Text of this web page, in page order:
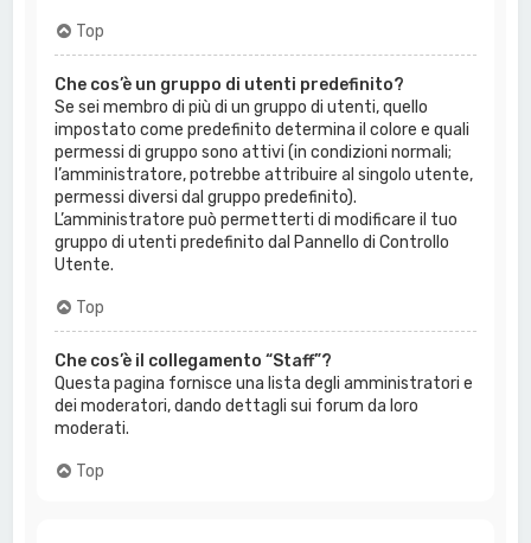
Top
Che cos’è un gruppo di utenti predefinito?
Se sei membro di più di un gruppo di utenti, quello
impostato come predefinito determina il colore e quali
permessi di gruppo sono attivi (in condizioni normali;
l’amministratore, potrebbe attribuire al singolo utente,
permessi diversi dal gruppo predefinito).
L’amministratore può permetterti di modificare il tuo
gruppo di utenti predefinito dal Pannello di Controllo
Utente.
Top
Che cos’è il collegamento “Staff”?
Questa pagina fornisce una lista degli amministratori e
dei moderatori, dando dettagli sui forum da loro
moderati.
Top